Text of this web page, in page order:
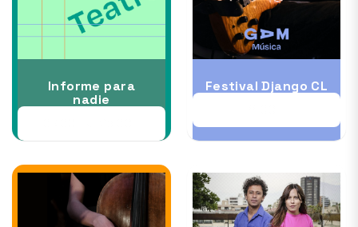
Informe para
nadie
Festival Django CL